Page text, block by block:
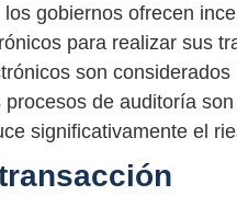
gobiernos ofrecen
para realizar sus
son
de auditoría
significativamente el